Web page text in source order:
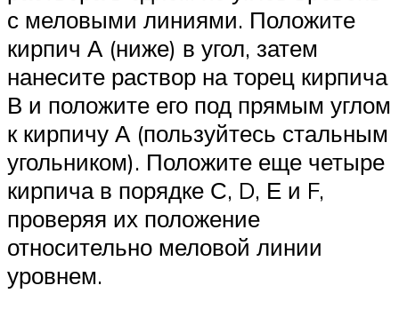
с меловыми линиями. Положите
кирпич А (ниже) в угол, затем
нанесите раствор на торец кирпича
В и положите его под прямым углом
к кирпичу А (пользуйтесь стальным
угольником). Положите еще четыре
кирпича в порядке С, D, Е и F,
проверяя их положение
относительно меловой линии
уровнем.